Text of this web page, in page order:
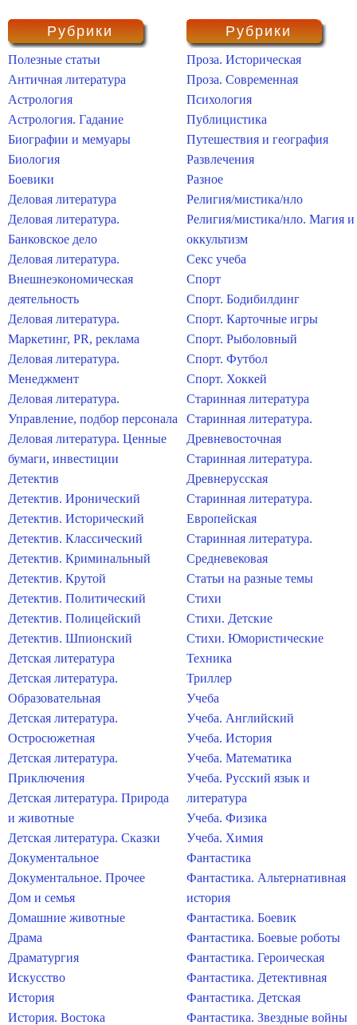
Рубрики
Полезные статьи
Античная литература
Астрология
Астрология. Гадание
Биографии и мемуары
Биология
Боевики
Деловая литература
Деловая литература.
Банковское дело
Деловая литература.
Внешнеэкономическая
деятельность
Деловая литература.
Маркетинг, PR, реклама
Деловая литература.
Менеджмент
Деловая литература.
Управление, подбор персонала
Деловая литература. Ценные
бумаги, инвестиции
Детектив
Детектив. Иронический
Детектив. Исторический
Детектив. Классический
Детектив. Криминальный
Детектив. Крутой
Детектив. Политический
Детектив. Полицейский
Детектив. Шпионский
Детская литература
Детская литература.
Образовательная
Детская литература.
Остросюжетная
Детская литература.
Приключения
Детская литература. Природа
и животные
Детская литература. Сказки
Документальное
Документальное. Прочее
Дом и семья
Домашние животные
Драма
Драматургия
Искусство
История
История. Востока
Рубрики
Проза. Историческая
Проза. Современная
Психология
Публицистика
Путешествия и география
Развлечения
Разное
Религия/мистика/нло
Религия/мистика/нло. Магия и
оккультизм
Секс учеба
Спорт
Спорт. Бодибилдинг
Спорт. Карточные игры
Спорт. Рыболовный
Спорт. Футбол
Спорт. Хоккей
Старинная литература
Старинная литература.
Древневосточная
Старинная литература.
Древнерусская
Старинная литература.
Европейская
Старинная литература.
Средневековая
Статьи на разные темы
Стихи
Стихи. Детские
Стихи. Юмористические
Техника
Триллер
Учеба
Учеба. Английский
Учеба. История
Учеба. Математика
Учеба. Русский язык и
литература
Учеба. Физика
Учеба. Химия
Фантастика
Фантастика. Альтернативная
история
Фантастика. Боевик
Фантастика. Боевые роботы
Фантастика. Героическая
Фантастика. Детективная
Фантастика. Детская
Фантастика. Звездные войны